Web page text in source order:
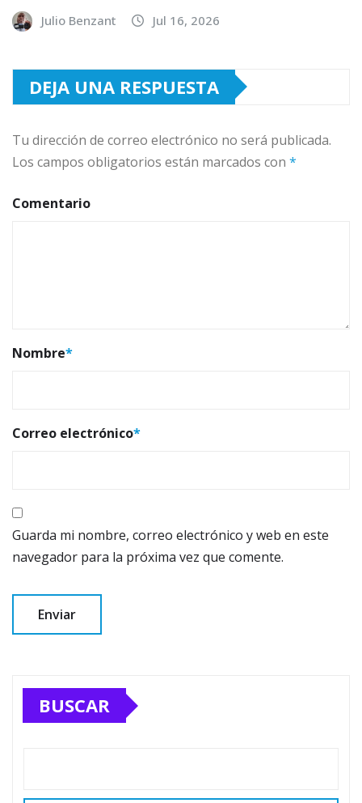
Julio Benzant Jul 16, 2026
DEJA UNA RESPUESTA
Tu dirección de correo electrónico no será publicada.
Los campos obligatorios están marcados con *
Comentario
Nombre*
Correo electrónico*
Guarda mi nombre, correo electrónico y web en este
navegador para la próxima vez que comente.
BUSCAR